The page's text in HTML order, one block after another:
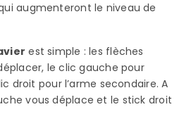
augmenteront le niveau de
est simple : les flèches
le clic gauche pour
droit pour l’arme secondaire. A
vous déplace et le stick droit